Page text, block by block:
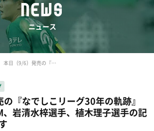
NEWS
ニュース
本日（9/6）発売の『なでしこリーグ30年の軌跡』に、竹本一彦GM、岩清水梓選手、植木理子選手の記事が掲載されます
『なでしこリーグ30年の軌跡』
、岩清水梓選手、植木理子選手の記